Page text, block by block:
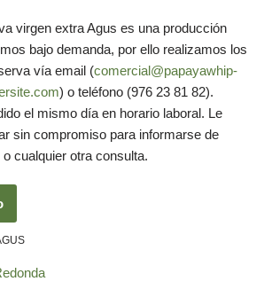
virgen extra Agus es una producción
bajo demanda, por ello realizamos los
vía email (comercial@papayawhip-
) o teléfono (976 23 81 82).
el mismo día en horario laboral. Le
sin compromiso para informarse de
cualquier otra consulta.